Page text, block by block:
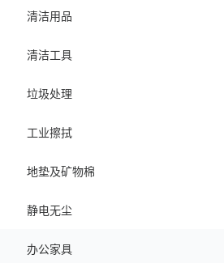
清洁用品
清洁工具
垃圾处理
工业擦拭
地垫及矿物棉
静电无尘
办公家具